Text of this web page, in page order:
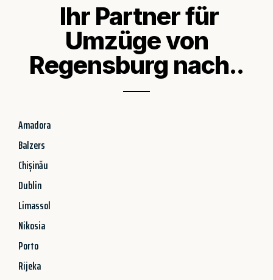
Ihr Partner für
Umzüge von
Regensburg nach..
Amadora
Balzers
Chișinău
Dublin
Limassol
Nikosia
Porto
Rijeka